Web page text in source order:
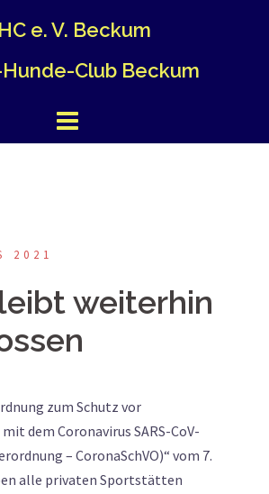
e. V. Beckum
Club Beckum
2021
weiterhin
zum Schutz vor
dem Coronavirus SARS-CoV-
– CoronaSchVO)“ vom 7.
alle privaten Sportstätten